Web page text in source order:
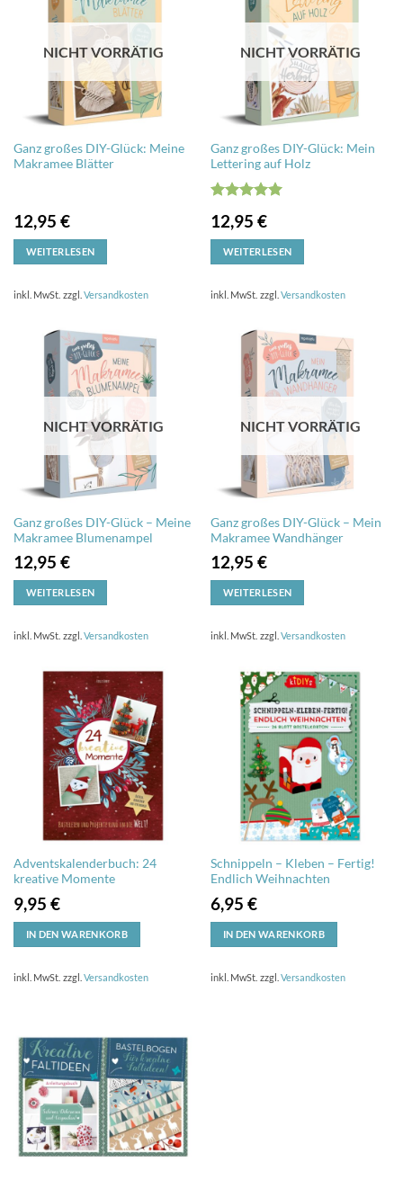
NICHT VORRÄTIG
Ganz großes DIY-Glück: Meine
Makramee Blätter
12,95 €
WEITERLESEN
inkl. MwSt. zzgl. Versandkosten
NICHT VORRÄTIG
Ganz großes DIY-Glück: Mein
Lettering auf Holz
mit5von
5
12,95 €
WEITERLESEN
inkl. MwSt. zzgl. Versandkosten
NICHT VORRÄTIG
Ganz großes DIY-Glück – Meine
Makramee Blumenampel
12,95 €
WEITERLESEN
inkl. MwSt. zzgl. Versandkosten
NICHT VORRÄTIG
Ganz großes DIY-Glück – Mein
Makramee Wandhänger
12,95 €
WEITERLESEN
inkl. MwSt. zzgl. Versandkosten
Adventskalenderbuch: 24
kreative Momente
9,95 €
IN DEN WARENKORB
inkl. MwSt. zzgl. Versandkosten
Schnippeln – Kleben – Fertig!
Endlich Weihnachten
6,95 €
IN DEN WARENKORB
inkl. MwSt. zzgl. Versandkosten